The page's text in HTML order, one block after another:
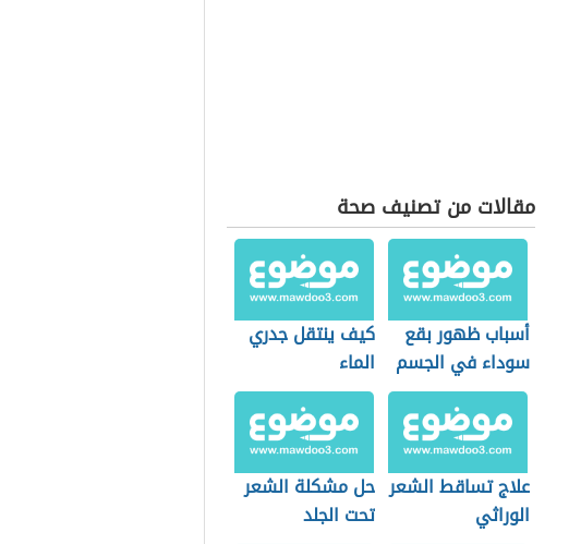
مقالات من تصنيف صحة
أسباب ظهور بقع
سوداء في الجسم
كيف ينتقل جدري
الماء
علاج تساقط الشعر
الوراثي
حل مشكلة الشعر
تحت الجلد